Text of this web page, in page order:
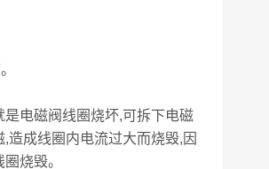
电磁阀线圈烧坏,可拆下电磁
造成线圈内电流过大而烧毁,因
烧毁。